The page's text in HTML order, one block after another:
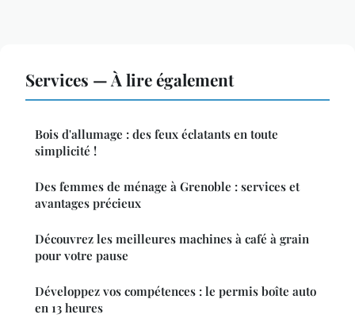
Services — À lire également
Bois d'allumage : des feux éclatants en toute
simplicité !
Des femmes de ménage à Grenoble : services et
avantages précieux
Découvrez les meilleures machines à café à grain
pour votre pause
Développez vos compétences : le permis boîte auto
en 13 heures